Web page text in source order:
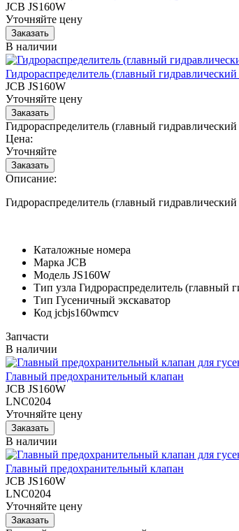
JCB JS160W
Уточняйте цену
В наличии
Гидрораспределитель (главный гидравлический
JCB JS160W
Уточняйте цену
Гидрораспределитель (главный
Цена:
Уточняйте
Описание:
Гидрораспределитель (главный
Каталожные номера
Марка JCB
Модель JS160W
Тип узла Гидрораспределитель (главный
Тип Гусеничный экскаватор
Код jcbjs160wmcv
Запчасти
В наличии
Главный предохранительный клапан
JCB JS160W
LNC0204
Уточняйте цену
В наличии
Главный предохранительный клапан
JCB JS160W
LNC0204
Уточняйте цену